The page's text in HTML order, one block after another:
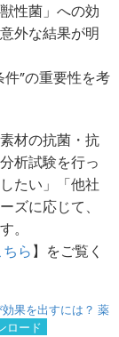
性菌」への効
外な結果が明
”の重要性を考
材の抗菌・抗
析試験を行っ
たい」「他社
ズに応じて、
。
ちら】をご覧く
果を出すには？ 薬
ロード